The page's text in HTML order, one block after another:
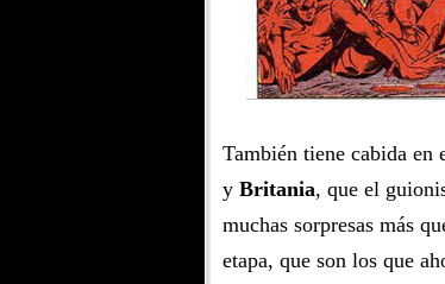
También tiene cabida en
y Britania, que el
muchas sorpresas más
etapa, que son los que